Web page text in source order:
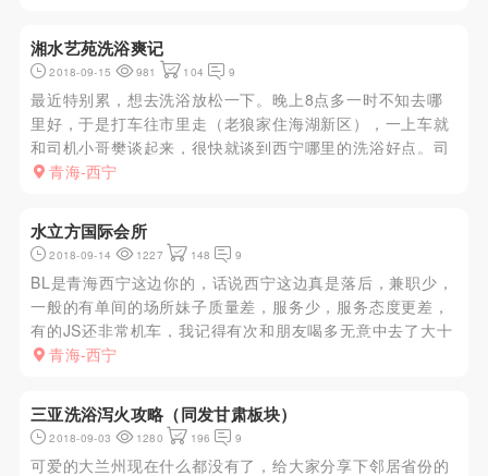
后，熟悉的几位JS不...
湘水艺苑洗浴爽记
2018-09-15 981 104 9
最近特别累，想去洗浴放松一下。晚上8点多一时不知去哪
里好，于是打车往市里走（老狼家住海湖新区），一上车就
和司机小哥樊谈起来，很快就谈到西宁哪里的洗浴好点。司
机小哥推荐的是位于海西路口的湘水艺苑洗浴。于是，果断
候，两排保安齐刷刷地给...
青海-西宁
水立方国际会所
2018-09-14 1227 148 9
BL是青海西宁这边你的，话说西宁这边真是落后，兼职少，
一般的有单间的场所妹子质量差，服务少，服务态度更差，
有的JS还非常机车，我记得有次和朋友喝多无意中去了大十
字的一个洗浴，迷迷糊糊找了个，结果连咪咪都不让碰，实
题，周末晚上没事，...
青海-西宁
三亚洗浴泻火攻略（同发甘肃板块）
2018-09-03 1280 196 9
可爱的大兰州现在什么都没有了，给大家分享下邻居省份的